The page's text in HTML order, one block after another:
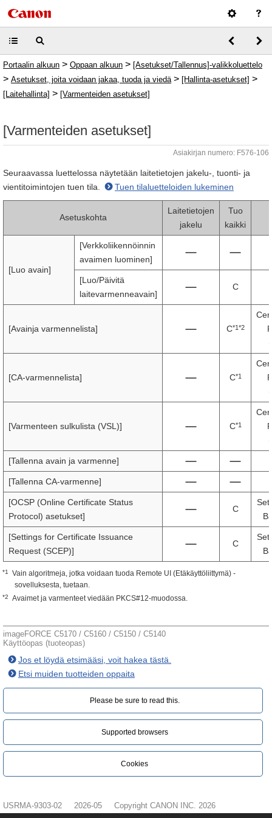
Portaalin alkuun > Oppaan alkuun > [Asetukset/Tallennus]-valikkoluettelo
> Asetukset, joita voidaan jakaa, tuoda ja viedä > [Hallinta-asetukset] >
[Laitehallinta] > [Varmenteiden asetukset]
[Varmenteiden asetukset]
Asiakirjan numero: F576-106
Seuraavassa luettelossa näytetään laitetietojen jakelu-, tuonti- ja
vientitoimintojen tuen tila.
Tuen tilaluetteloiden lukeminen
Asetuskohta
Laitetietojen
jakelu
Tuo
kaikki
[Luo avain]
[Verkkoliikennöinnin
avaimen luominen]
[Luo/Päivitä
laitevarmenneavain]
C
[Avainja varmennelista] C*1*2
[CA-varmennelista] C*1
[Varmenteen sulkulista (VSL)] C*1
[Tallenna avain ja varmenne]
[Tallenna CA-varmenne]
[OCSP (Online Certificate Status
Protocol) asetukset]
C
[Settings for Certificate Issuance
Request (SCEP)]
C
*1
Vain algoritmeja, jotka voidaan tuoda Remote UI (Etäkäyttöliittymä) -
sovelluksesta, tuetaan.
*2 Avaimet ja varmenteet viedään PKCS#12-muodossa.
imageFORCE C5170 / C5160 / C5150 / C5140
Käyttöopas (tuoteopas)
Jos et löydä etsimääsi, voit hakea tästä.
Etsi muiden tuotteiden oppaita
Please be sure to read this.‎
Supported browsers
Cookies
USRMA-9303-02 2026-05 Copyright CANON INC. 2026